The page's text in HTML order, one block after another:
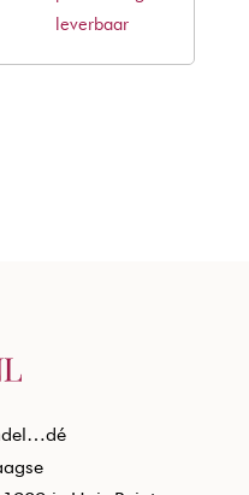
€61,89.€37,62.
leverbaar